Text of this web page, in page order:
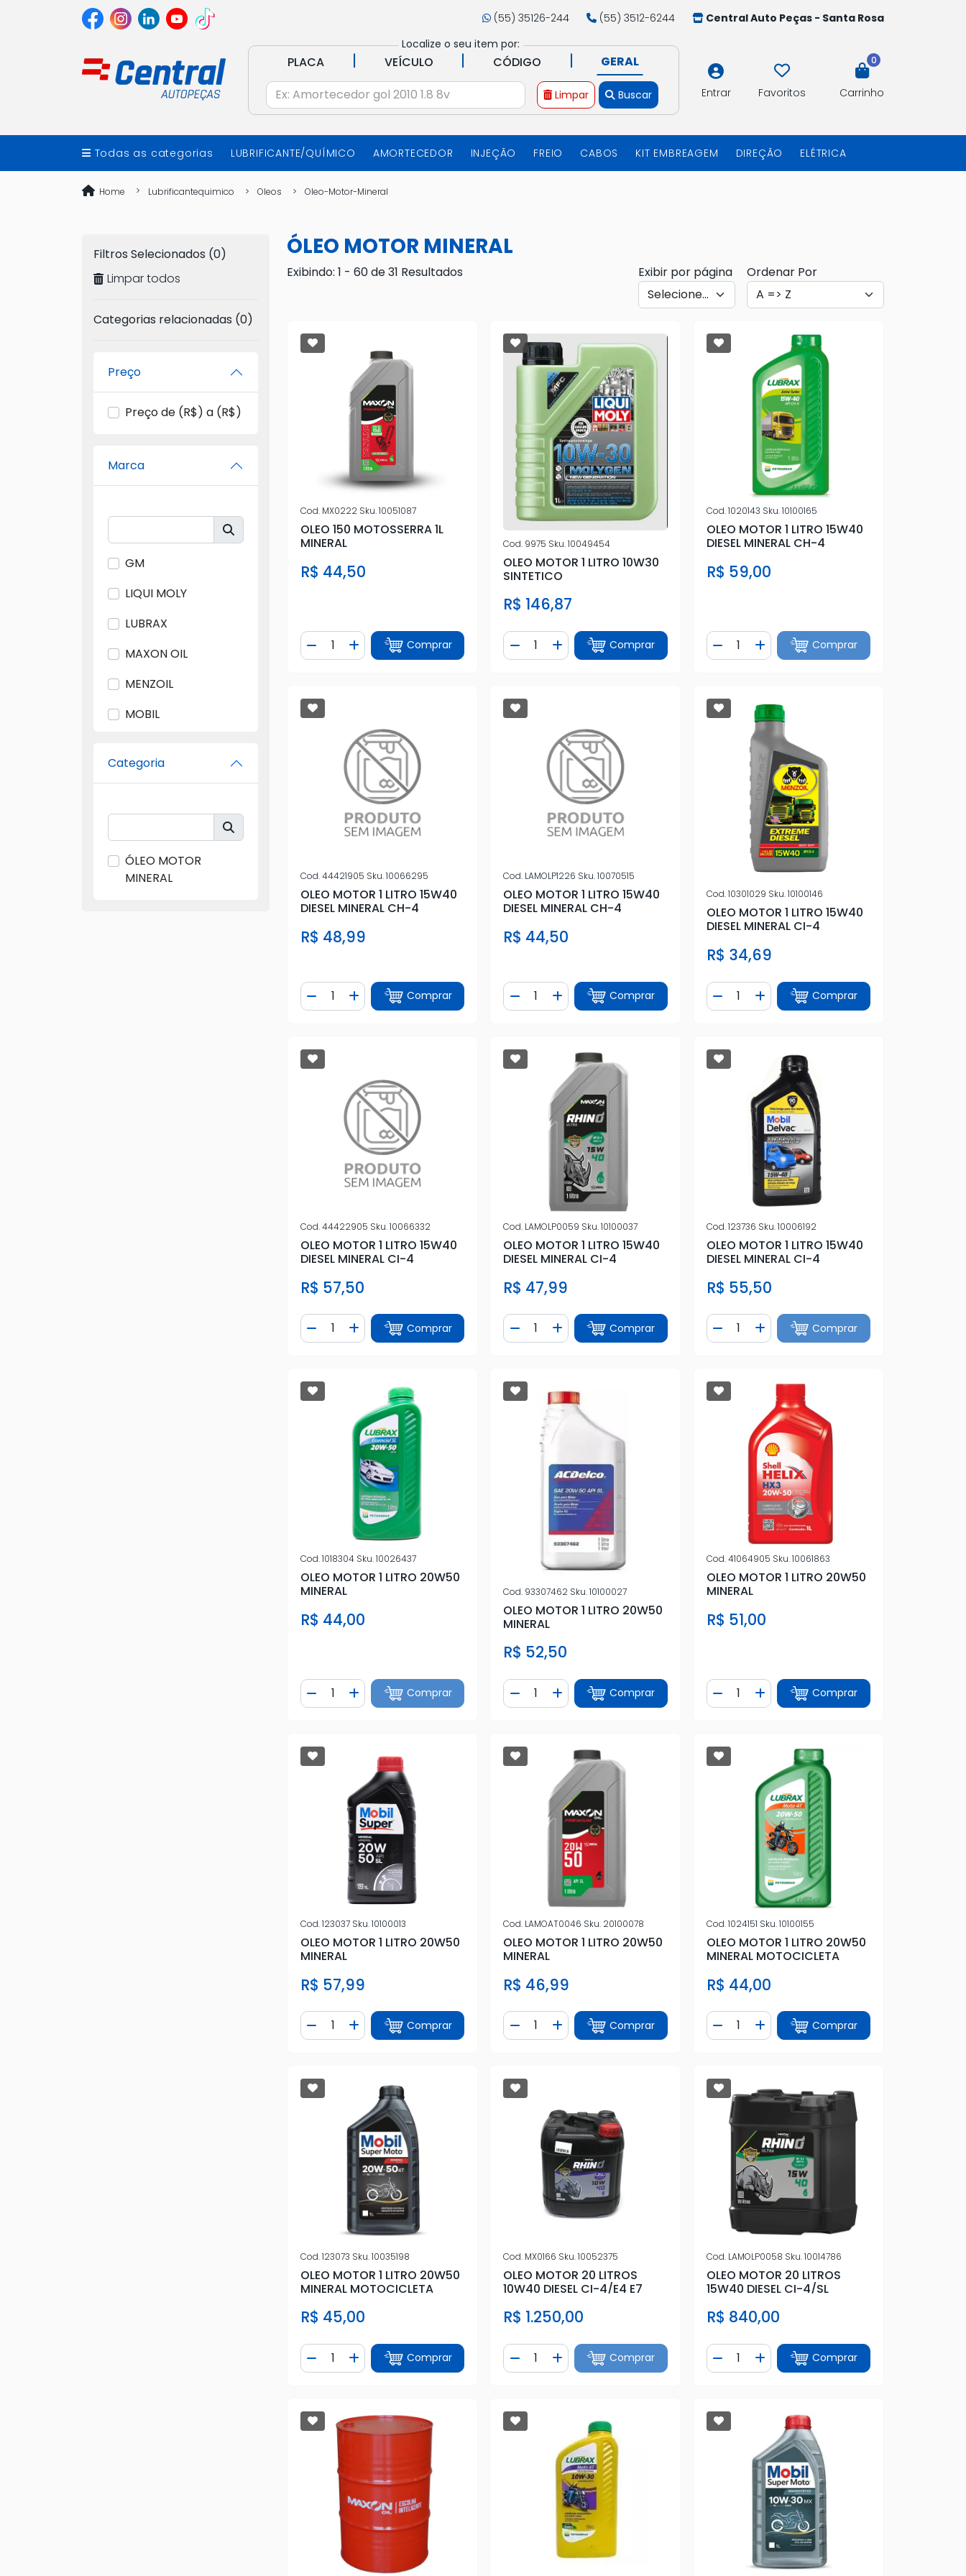
(55) 35126-244 (55) 3512-6244
Central Auto Peças - Santa Rosa
Localize o seu item por:
PLACA | VEÍCULO | CÓDIGO | GERAL
Limpar Buscar Entrar Favoritos
0
Carrinho
Todas as categorias LUBRIFICANTE/QUÍMICO AMORTECEDOR INJEÇÃO FREIO CABOS KIT EMBREAGEM DIREÇÃO ELÉTRICA
Home Lubrificantequimico Oleos Oleo-Motor-Mineral
Filtros Selecionados (0)
Limpar todos
Categorias relacionadas (0)
Preço
Preço de (R$) a (R$)
Marca
GM
LIQUI MOLY
LUBRAX
MAXON OIL
MENZOIL
MOBIL
Categoria
ÓLEO MOTOR
MINERAL
ÓLEO MOTOR MINERAL
Exibindo: 1 - 60 de 31 Resultados Exibir por página Ordenar Por
Cod. MX0222 Sku.10051087
OLEO 150 MOTOSSERRA 1L
MINERAL
R$ 44,50
Diminuir Quantidade
Quantidade
Adicionar Quantidade
Comprar
Cod. 9975 Sku.10049454
OLEO MOTOR 1 LITRO 10W30
SINTETICO
R$ 146,87
Diminuir Quantidade
Quantidade
Adicionar Quantidade
Comprar
Cod.1020143 Sku.10100165
OLEO MOTOR 1 LITRO 15W40
DIESEL MINERAL CH-4
R$ 59,00
Diminuir Quantidade
Quantidade
Adicionar Quantidade
Comprar
Cod.44421905 Sku.10066295
OLEO MOTOR 1 LITRO 15W40
DIESEL MINERAL CH-4
R$ 48,99
Diminuir Quantidade
Quantidade
Adicionar Quantidade
Comprar
Cod. LAMOLP1226 Sku.10070515
OLEO MOTOR 1 LITRO 15W40
DIESEL MINERAL CH-4
R$ 44,50
Diminuir Quantidade
Quantidade
Adicionar Quantidade
Comprar
Cod.10301029 Sku.10100146
OLEO MOTOR 1 LITRO 15W40
DIESEL MINERAL CI-4
R$ 34,69
Diminuir Quantidade
Quantidade
Adicionar Quantidade
Comprar
Cod.44422905 Sku.10066332
OLEO MOTOR 1 LITRO 15W40
DIESEL MINERAL CI-4
R$ 57,50
Diminuir Quantidade
Quantidade
Adicionar Quantidade
Comprar
Cod. LAMOLP0059 Sku.10100037
OLEO MOTOR 1 LITRO 15W40
DIESEL MINERAL CI-4
R$ 47,99
Diminuir Quantidade
Quantidade
Adicionar Quantidade
Comprar
Cod.123736 Sku.10006192
OLEO MOTOR 1 LITRO 15W40
DIESEL MINERAL CI-4
R$ 55,50
Diminuir Quantidade
Quantidade
Adicionar Quantidade
Comprar
Cod.1018304 Sku.10026437
OLEO MOTOR 1 LITRO 20W50
MINERAL
R$ 44,00
Diminuir Quantidade
Quantidade
Adicionar Quantidade
Comprar
Cod. 93307462 Sku.10100027
OLEO MOTOR 1 LITRO 20W50
MINERAL
R$ 52,50
Diminuir Quantidade
Quantidade
Adicionar Quantidade
Comprar
Cod.41064905 Sku.10061863
OLEO MOTOR 1 LITRO 20W50
MINERAL
R$ 51,00
Diminuir Quantidade
Quantidade
Adicionar Quantidade
Comprar
Cod.123037 Sku.10100013
OLEO MOTOR 1 LITRO 20W50
MINERAL
R$ 57,99
Diminuir Quantidade
Quantidade
Adicionar Quantidade
Comprar
Cod. LAMOAT0046 Sku. 20100078
OLEO MOTOR 1 LITRO 20W50
MINERAL
R$ 46,99
Diminuir Quantidade
Quantidade
Adicionar Quantidade
Comprar
Cod.1024151 Sku.10100155
OLEO MOTOR 1 LITRO 20W50
MINERAL MOTOCICLETA
R$ 44,00
Diminuir Quantidade
Quantidade
Adicionar Quantidade
Comprar
Cod.123073 Sku.10035198
OLEO MOTOR 1 LITRO 20W50
MINERAL MOTOCICLETA
R$ 45,00
Diminuir Quantidade
Quantidade
Adicionar Quantidade
Comprar
Cod. MX0166 Sku.10052375
OLEO MOTOR 20 LITROS
10W40 DIESEL CI-4/E4 E7
R$ 1.250,00
Diminuir Quantidade
Quantidade
Adicionar Quantidade
Comprar
Cod.LAMOLP0058 Sku.10014786
OLEO MOTOR 20 LITROS
15W40 DIESEL CI-4/SL
R$ 840,00
Diminuir Quantidade
Quantidade
Adicionar Quantidade
Comprar